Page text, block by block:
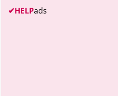
✔HELPads